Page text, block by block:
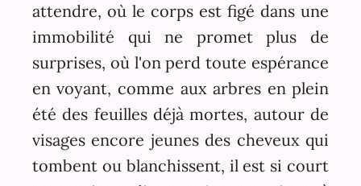
attendre, où le corps est figé dans une
immobilité qui ne promet plus de
surprises, où l'on perd toute espérance
en voyant, comme aux arbres en plein
été des feuilles déjà mortes, autour de
visages encore jeunes des cheveux qui
tombent ou blanchissent, il est si court